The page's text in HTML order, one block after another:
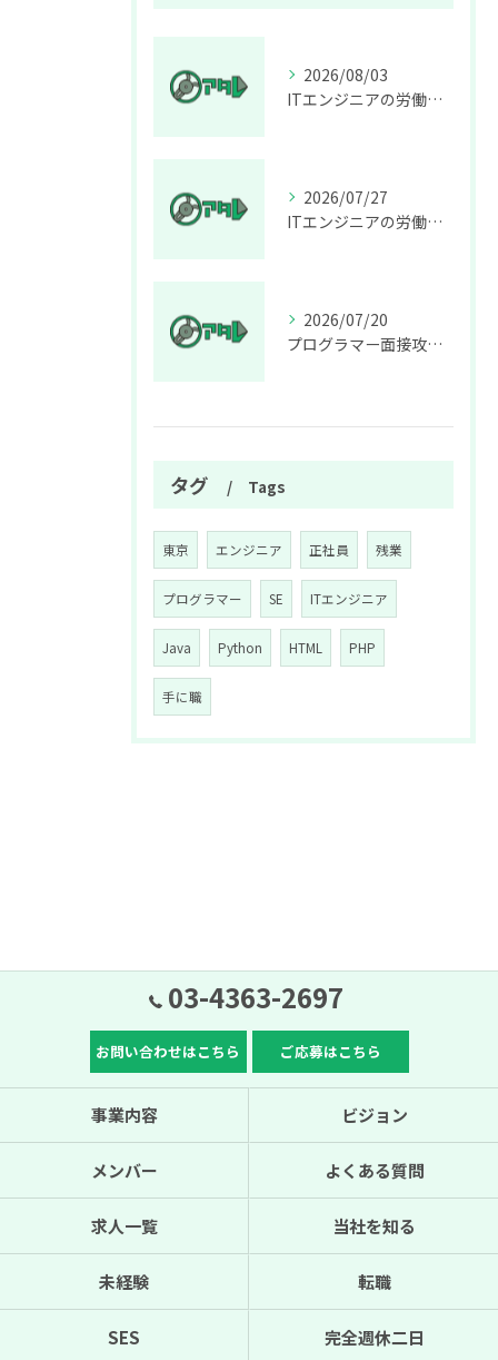
2026/08/03
ITエンジニアの労働環境をデータで解剖しプログラマーが長く働ける職場選びの基準を解説
2026/07/27
ITエンジニアの労働環境を徹底解説プログラマーが安心して働ける職場選びのポイント
2026/07/20
プログラマー面接攻略ガイド未経験からITエンジニア内定へつなぐ実践対策
タグ Tags
東京 エンジニア 正社員 残業
プログラマー SE ITエンジニア
Java Python HTML PHP
手に職
03-4363-2697
お問い合わせはこちら ご応募はこちら
事業内容 ビジョン
メンバー よくある質問
求人一覧 当社を知る
未経験 転職
SES 完全週休二日